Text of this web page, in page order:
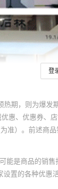
登
期，则为爆
惠、优惠券
）。前述
是商品的销
置的各种优惠